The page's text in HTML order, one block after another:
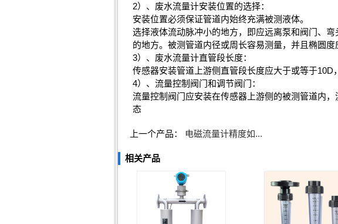
2）、废水流量计安装位置的选择：
安装位置必须保证管道内始终充满被测液体。
选择液体流动脉冲小的地方，即应远离泵和阀门、
的地方。被测管道内径或周长容易测量，并且椭圆度
3）、废水流量计直管段长度：
传感器安装管道上游侧直管段长度应大于或等于10D
4）、流量控制阀门和调节阀门：
流量控制阀门应安装在传感器上游侧的被测管道内
态
上一个产品： 电磁流量计精度如...
相关产品